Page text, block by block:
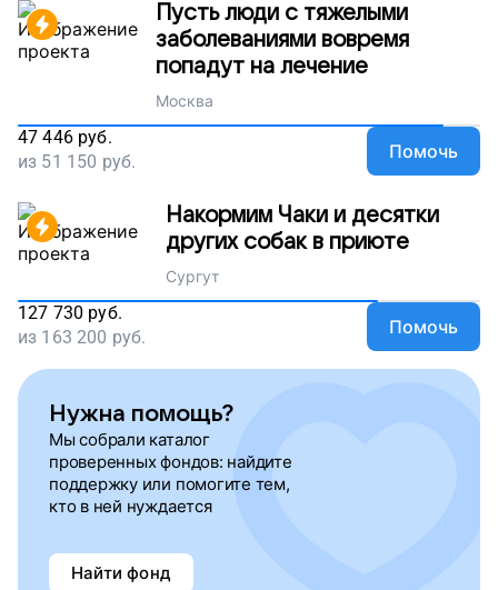
Пусть люди с тяжелыми
заболеваниями вовремя
попадут на лечение
Москва
47 446 руб.
из 51 150 руб. Помочь
Накормим Чаки и десятки
других собак в приюте
Сургут
127 730 руб.
из 163 200 руб. Помочь
Нужна помощь?
Мы собрали каталог
проверенных фондов: найдите
поддержку или помогите тем,
кто в ней нуждается
Найти фонд